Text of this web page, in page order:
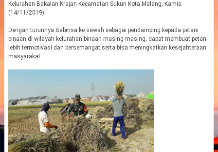
Kelurahan Bakalan Krajan Kecamatan Sukun Kota Malang, Kamis
(14/11/2019).
Dengan turunnya Babinsa ke sawah sebagai pendamping kepada petani
binaan di wilayah kelurahan binaan masing-masing, dapat membuat petani
lebih termotivasi dan bersemangat serta bisa meningkatkan kesejahteraan
masyarakat.